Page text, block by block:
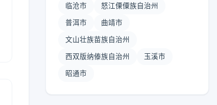
临沧市 怒江傈僳族自治州
普洱市 曲靖市
文山壮族苗族自治州
西双版纳傣族自治州 玉溪市
昭通市